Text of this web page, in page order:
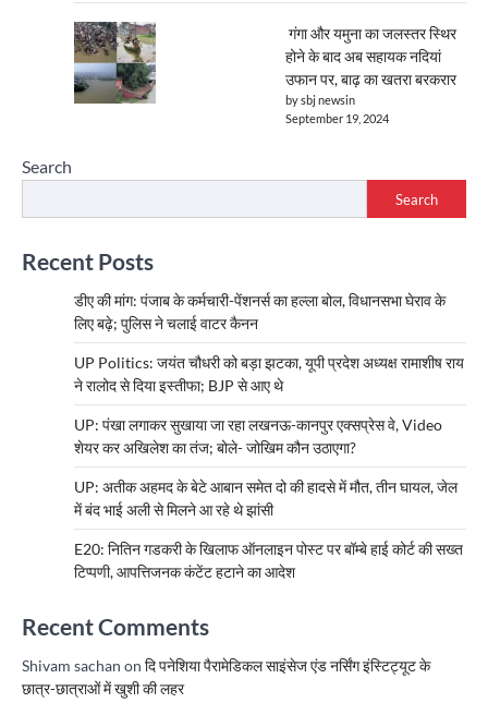
गंगा और यमुना का जलस्तर स्थिर
होने के बाद अब सहायक नदियां
उफान पर, बाढ़ का खतरा बरकरार
by sbj newsin
September 19, 2024
Search
Search
Recent Posts
डीए की मांग: पंजाब के कर्मचारी-पेंशनर्स का हल्ला बोल, विधानसभा घेराव के
लिए बढ़े; पुलिस ने चलाई वाटर कैनन
UP Politics: जयंत चौधरी को बड़ा झटका, यूपी प्रदेश अध्यक्ष रामाशीष राय
ने रालोद से दिया इस्तीफा; BJP से आए थे
UP: पंखा लगाकर सुखाया जा रहा लखनऊ-कानपुर एक्सप्रेस वे, Video
शेयर कर अखिलेश का तंज; बोले- जोखिम कौन उठाएगा?
UP: अतीक अहमद के बेटे आबान समेत दो की हादसे में मौत, तीन घायल, जेल
में बंद भाई अली से मिलने आ रहे थे झांसी
E20: नितिन गडकरी के खिलाफ ऑनलाइन पोस्ट पर बॉम्बे हाई कोर्ट की सख्त
टिप्पणी, आपत्तिजनक कंटेंट हटाने का आदेश
Recent Comments
Shivam sachan on दि पनेशिया पैरामेडिकल साइंसेज एंड नर्सिंग इंस्टिट्यूट के
छात्र-छात्राओं में खुशी की लहर